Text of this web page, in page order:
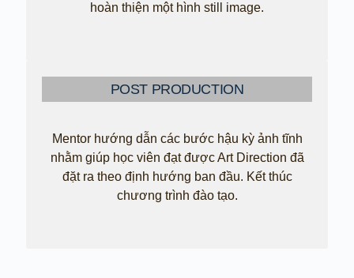
hoàn thiện một hình still image.
POST PRODUCTION
Mentor hướng dẫn các bước hậu kỳ ảnh tĩnh
nhằm giúp học viên đạt được Art Direction đã
đặt ra theo định hướng ban đầu. Kết thúc
chương trình đào tạo.